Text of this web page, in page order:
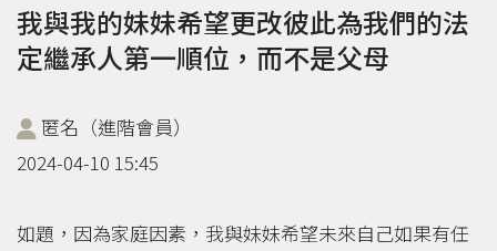
我與我的妹妹希望更改彼此為我們的法
定繼承人第一順位，而不是父母
匿名（進階會員）
2024-04-10 15:45
如題，因為家庭因素，我與妹妹希望未來自己如果有任